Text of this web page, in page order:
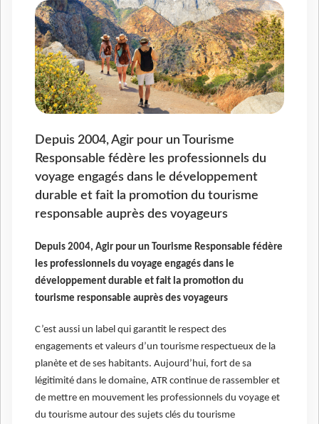
Depuis 2004, Agir pour un Tourisme
Responsable fédère les professionnels du
voyage engagés dans le développement
durable et fait la promotion du tourisme
responsable auprès des voyageurs
Depuis 2004, Agir pour un Tourisme Responsable fédère
les professionnels du voyage engagés dans le
développement durable et fait la promotion du
tourisme responsable auprès des voyageurs
C’est aussi un label qui garantit le respect des
engagements et valeurs d’un tourisme respectueux de la
planète et de ses habitants. Aujourd’hui, fort de sa
légitimité dans le domaine, ATR continue de rassembler et
de mettre en mouvement les professionnels du voyage et
du tourisme autour des sujets clés du tourisme